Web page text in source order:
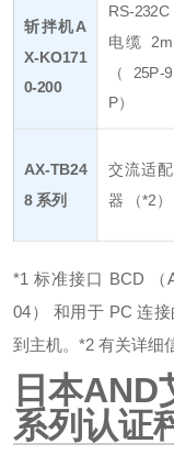
斩拌机A
X-KO171
0-200
RS-232C
电缆 2m
（25P-9
P）
AX-TB24
8 系列
交流适配
器 （*2）
*1 标准接口 BCD （
04） 和用于 PC 连
到主机。 *2 有关详细
日本
系列认证